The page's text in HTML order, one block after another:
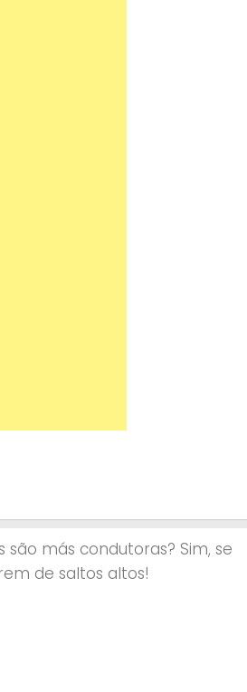
são más condutoras? Sim, se
de saltos altos!